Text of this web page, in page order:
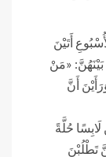
أَتَيْنَ
«مَنْ
أَنَّ
حُلَّةً
تَطْلُبْنَ